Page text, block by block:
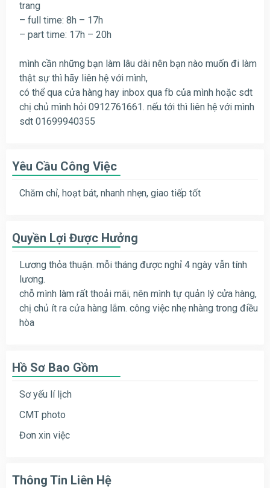
trang
– full time: 8h – 17h
– part time: 17h – 20h
mình cần những bạn làm lâu dài nên bạn nào muốn đi làm
thật sự thì hãy liên hệ với mình,
có thể qua cửa hàng hay inbox qua fb của mình hoặc sdt
chị chủ mình hỏi 0912761661. nếu tới thì liên hệ với mình
sdt 01699940355
Yêu Cầu Công Việc
Chăm chỉ, hoạt bát, nhanh nhẹn, giao tiếp tốt
Quyền Lợi Được Hưởng
Lương thỏa thuận. mỗi tháng được nghỉ 4 ngày vẫn tính
lương.
chỗ mình làm rất thoải mãi, nên mình tự quản lý cửa hàng,
chị chủ ít ra cửa hàng lắm. công việc nhẹ nhàng trong điều
hòa
Hồ Sơ Bao Gồm
Sơ yếu lí lịch
CMT photo
Đơn xin việc
Thông Tin Liên Hệ